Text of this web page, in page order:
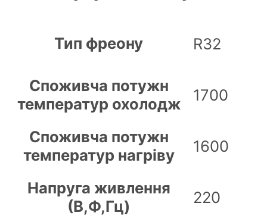
Тип фреону R32
Споживча потужн
температур охолодж
1700
Споживча потужн
температур нагріву
1600
Напруга живлення
(В,Ф,Гц)
220